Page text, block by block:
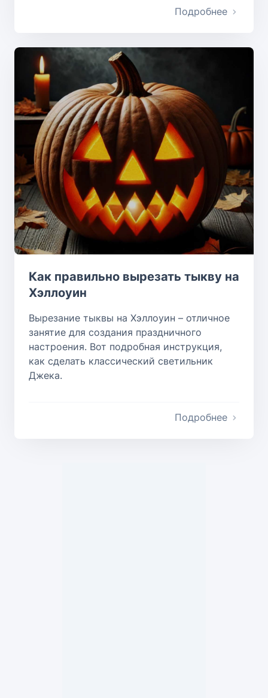
Подробнее
Как правильно вырезать тыкву на
Хэллоуин
Вырезание тыквы на Хэллоуин – отличное
занятие для создания праздничного
настроения. Вот подробная инструкция,
как сделать классический светильник
Джека.
Подробнее